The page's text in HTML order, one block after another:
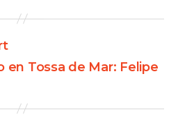
en Tossa de Mar: Felipe